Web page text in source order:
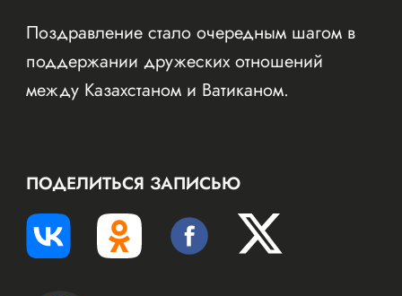
Поздравление стало очередным шагом в
поддержании дружеских отношений
между Казахстаном и Ватиканом.
ПОДЕЛИТЬСЯ ЗАПИСЬЮ